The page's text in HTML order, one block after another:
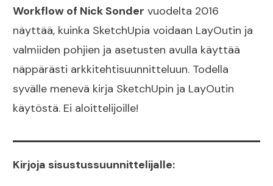
Workflow of Nick Sonder vuodelta 2016
näyttää, kuinka SketchUpia voidaan LayOutin ja
valmiiden pohjien ja asetusten avulla käyttää
näppärästi arkkitehtisuunnitteluun. Todella
syvälle menevä kirja SketchUpin ja LayOutin
käytöstä. Ei aloittelijoille!
Kirjoja sisustussuunnittelijalle: